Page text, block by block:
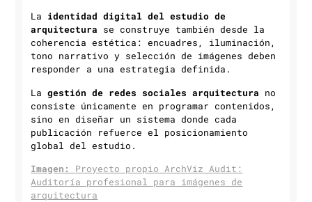
La identidad digital del estudio de
arquitectura se construye también desde la
coherencia estética: encuadres, iluminación,
tono narrativo y selección de imágenes deben
responder a una estrategia definida.
Lagestión de redes sociales arquitectura no
consiste únicamente en programar contenidos,
sino en diseñar un sistema donde cada
publicación refuerce el posicionamiento
global del estudio.
Imagen: Proyecto propio ArchViz Audit:
Auditoría profesional para imágenes de
arquitectura